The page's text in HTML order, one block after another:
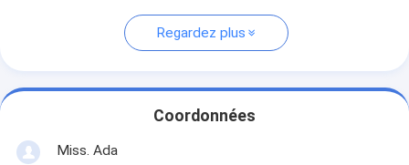
Regardez plus
Coordonnées
Miss. Ada